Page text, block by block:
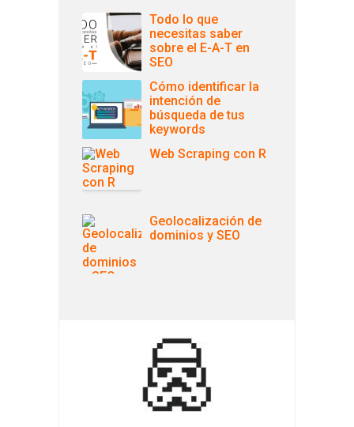
Todo lo que
necesitas saber
sobre el E-A-T en
SEO
Cómo identificar la
intención de
búsqueda de tus
keywords
Web Scraping con R
Geolocalización de
dominios y SEO